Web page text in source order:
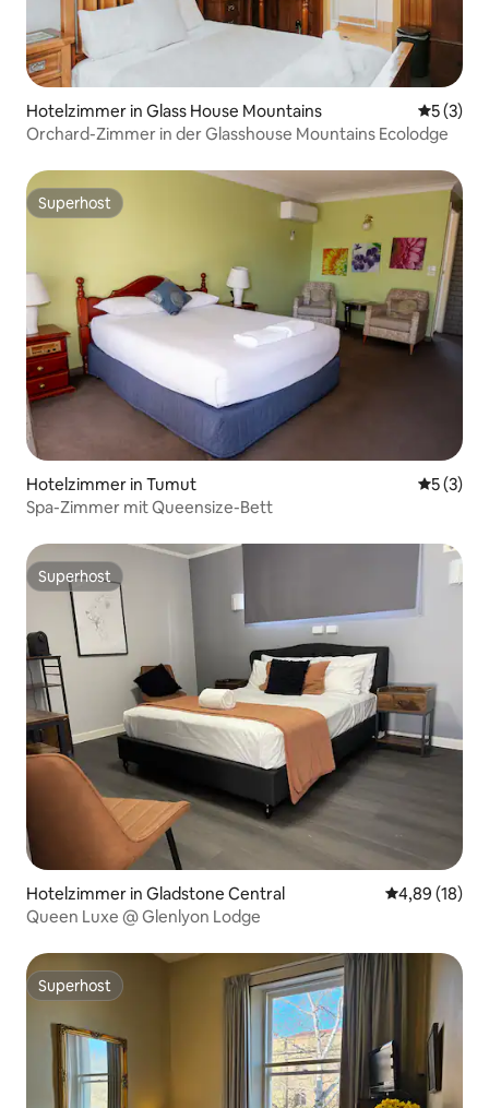
Hotelzimmer in Glass House Mountains
5 (3)
Orchard-Zimmer in der Glasshouse Mountains Ecolodge
Superhost
Superhost
Hotelzimmer in Tumut
5 (3)
Spa-Zimmer mit Queensize-Bett
Superhost
Superhost
Hotelzimmer in Gladstone Central
4,89 (18)
Queen Luxe @ Glenlyon Lodge
Superhost
Superhost